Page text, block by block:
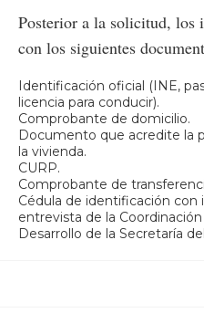
Posterior a la solicitud, los
con los siguientes
Identificación oficial (INE,
licencia para conducir).
Comprobante de domicilio.
Documento que acredite la
la vivienda.
CURP.
Comprobante de
Cédula de identificación con
entrevista de la
Desarrollo de la Secretaría